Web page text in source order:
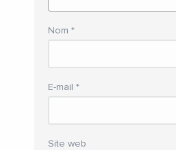
Nom *
E-mail *
Site web